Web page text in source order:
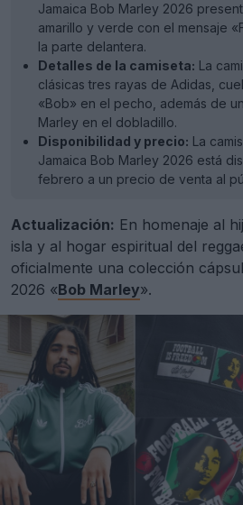
Jamaica Bob Marley 2026
amarillo y verde con el mensaje
la parte delantera.
Detalles de la camiseta: La
clásicas tres rayas de Adidas,
«Bob» en el pecho, además de
Marley en el dobladillo.
Disponibilidad y precio: La
Jamaica Bob Marley 2026 está
febrero a un precio de venta al
Actualización: En homenaje al
isla y al hogar espiritual del
oficialmente una colección
2026 «Bob Marley».